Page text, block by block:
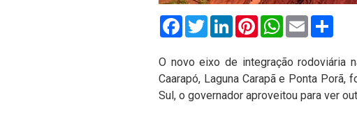
FacebookTwitterLinkedInPinterestWhatsApp
Email
O novo eixo de integração rodoviária
Caarapó, Laguna Carapã e Ponta
Sul, o governador aproveitou para ver